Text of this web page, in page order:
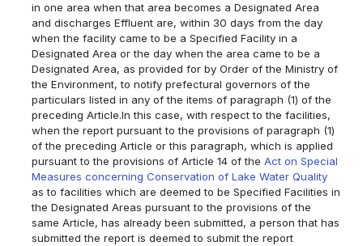
in one area when that area becomes a Designated Area
and discharges Effluent are, within 30 days from the day
when the facility came to be a Specified Facility in a
Designated Area or the day when the area came to be a
Designated Area, as provided for by Order of the Ministry of
the Environment, to notify prefectural governors of the
particulars listed in any of the items of paragraph (1) of the
preceding Article.In this case, with respect to the facilities,
when the report pursuant to the provisions of paragraph (1)
of the preceding Article or this paragraph, which is applied
pursuant to the provisions of Article 14 of theAct on Special
Measures concerning Conservation of Lake Water Quality
as to facilities which are deemed to be Specified Facilities in
the Designated Areas pursuant to the provisions of the
same Article, has already been submitted, a person that has
submitted the report is deemed to submit the report